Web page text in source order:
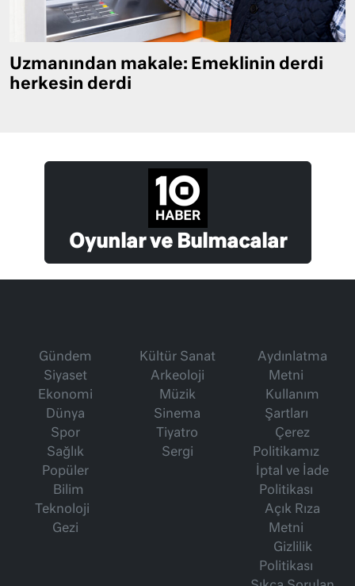
Uzmanından makale: Emeklinin derdi
herkesin derdi
Oyunlar ve Bulmacalar
Gündem
Siyaset
Ekonomi
Dünya
Spor
Sağlık
Popüler
Bilim
Teknoloji
Gezi
Kültür Sanat
Arkeoloji
Müzik
Sinema
Tiyatro
Sergi
Aydınlatma
Metni
Kullanım
Şartları
Çerez
Politikamız
İptal ve İade
Politikası
Açık Rıza
Metni
Gizlilik
Politikası